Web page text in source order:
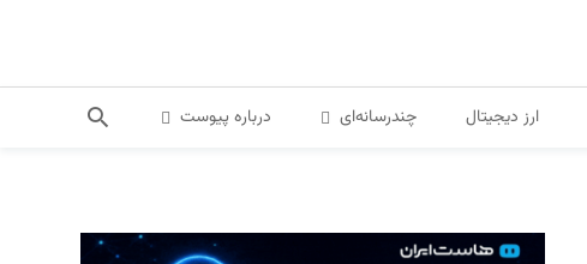
ارز دیجیتال چندرسانه‌ای درباره پیوست